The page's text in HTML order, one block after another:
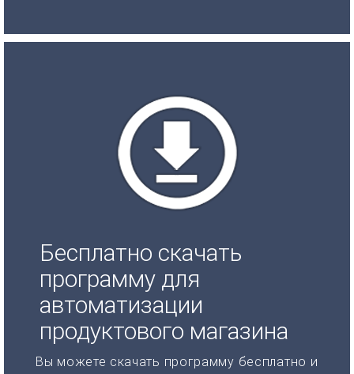
Бесплатно скачать
программу для
автоматизации
продуктового магазина
Вы можете скачать программу бесплатно и